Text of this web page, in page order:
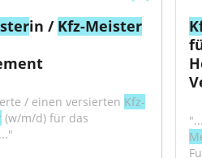
in / Kfz-Meister
/ einen versierten Kfz-
(w/m/d) für das